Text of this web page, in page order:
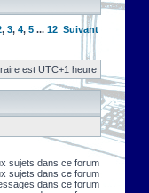
, 3, 4, 5 ... 12 Suivant
est UTC+1 heure
sujets dans ce forum
sujets dans ce forum
dans ce forum